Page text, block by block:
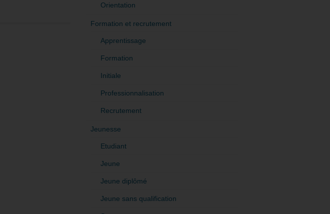
Orientation
Formation et recrutement
Apprentissage
Formation
Initiale
Professionnalisation
Recrutement
Jeunesse
Etudiant
Jeune
Jeune diplômé
Jeune sans qualification